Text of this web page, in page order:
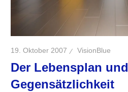
19. Oktober 2007 VisionBlue
Der Lebensplan
Gegensätzlichkeit